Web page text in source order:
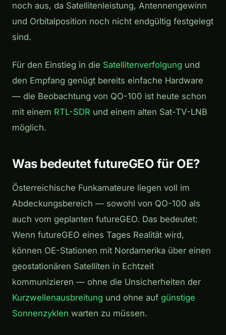
noch aus, da Satellitenleistung, Antennengewinn
und Orbitalposition noch nicht endgültig festgelegt
sind.
Für den Einstieg in die Satellitenverfolgung und
den Empfang genügt bereits einfache Hardware
— die Beobachtung von QO-100 ist heute schon
mit einem RTL-SDR und einem alten Sat-TV-LNB
möglich.
Was bedeutet futureGEO für OE?
Österreichische Funkamateure liegen voll im
Abdeckungsbereich — sowohl von QO-100 als
auch vom geplanten futureGEO. Das bedeutet:
Wenn futureGEO eines Tages Realität wird,
können OE-Stationen mit Nordamerika über einen
geostationären Satelliten in Echtzeit
kommunizieren — ohne die Unsicherheiten der
Kurzwellenausbreitung und ohne auf günstige
Sonnenzyklen warten zu müssen.